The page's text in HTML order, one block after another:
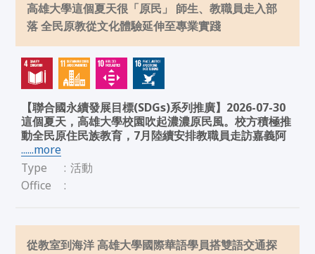
高雄大學這個夏天很「原民」 師生、教職員走入部
落 全民原教從文化體驗延伸至專業實踐
【聯合國永續發展目標(SDGs)系列推廣】2026-07-30
這個夏天，高雄大學校園吹起濃濃原民風。校方積極推
動全民原住民族教育，7月陸續安排教職員走訪嘉義阿
......more
Type
: 活動
Office
:
從教室到海洋 高雄大學國際華語學員搭雙語交通探